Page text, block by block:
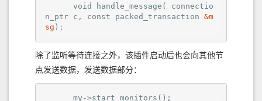
      void handle_message(
connectio
n_ptr c, const packed_transaction &m
sg ) ;
除了监听等待连接之外，该插件启动后也会向其他节
点发送数据，发送数据部分：